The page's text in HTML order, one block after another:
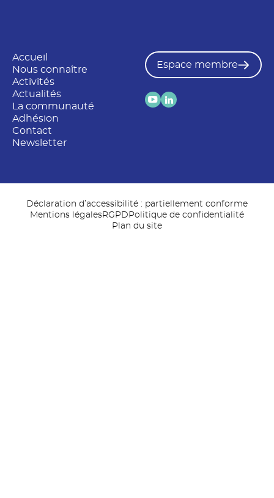
Accueil
Nous connaître
Activités
Actualités
La communauté
Adhésion
Contact
Newsletter
Espace membre
Déclaration d’accessibilité : partiellement conforme
Mentions légalesRGPD Politique de confidentialité
Plan du site